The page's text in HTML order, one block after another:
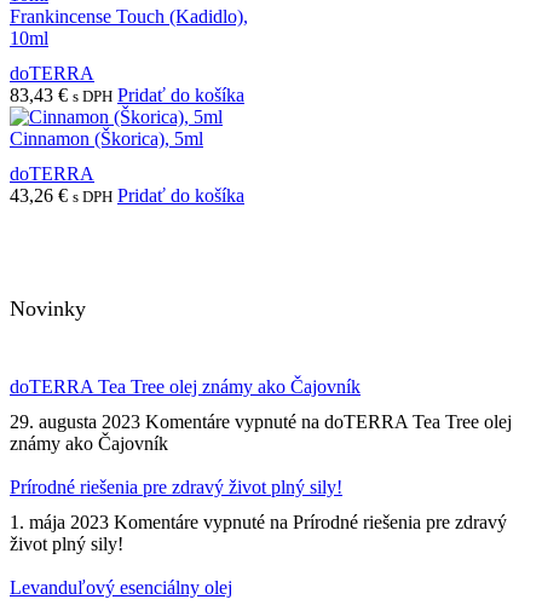
Frankincense Touch (Kadidlo),
10ml
doTERRA
83,43 € s DPH Pridať do košíka
Cinnamon (Škorica), 5ml
doTERRA
43,26 € s DPH Pridať do košíka
Novinky
doTERRA Tea Tree olej známy ako Čajovník
29. augusta 2023 Komentáre vypnuté na doTERRA Tea Tree olej
známy ako Čajovník
Prírodné riešenia pre zdravý život plný sily!
1. mája 2023 Komentáre vypnuté na Prírodné riešenia pre zdravý
život plný sily!
Levanduľový esenciálny olej